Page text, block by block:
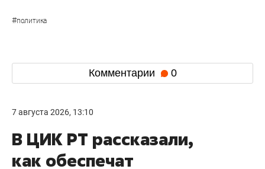
#политика
Комментарии 0
7 августа 2026, 13:10
В ЦИК РТ рассказали,
как обеспечат